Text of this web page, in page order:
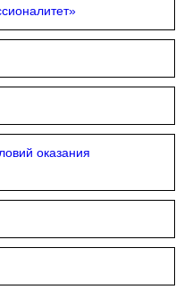
оказания